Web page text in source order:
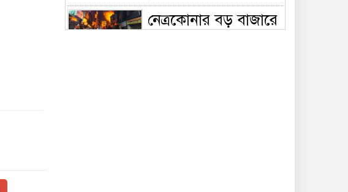
নেত্রকোনার বড় বাজারে
ভয়াবহ আগুন, পুড়ছে ৫